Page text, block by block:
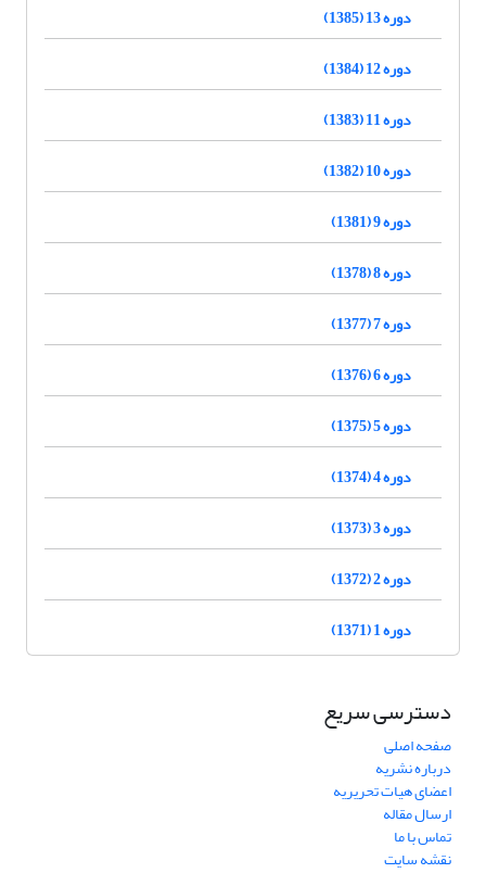
دوره 13 (1385)
دوره 12 (1384)
دوره 11 (1383)
دوره 10 (1382)
دوره 9 (1381)
دوره 8 (1378)
دوره 7 (1377)
دوره 6 (1376)
دوره 5 (1375)
دوره 4 (1374)
دوره 3 (1373)
دوره 2 (1372)
دوره 1 (1371)
دسترسی سریع
صفحه اصلی
درباره نشریه
اعضای هیات تحریریه
ارسال مقاله
تماس با ما
نقشه سایت